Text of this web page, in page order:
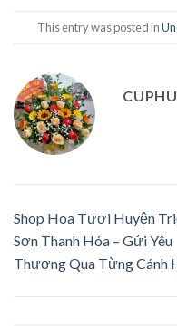
This entry was posted in
Shop Hoa Tươi Huyện
Sơn Thanh Hóa – Gửi Yêu
Thương Qua Từng Cánh